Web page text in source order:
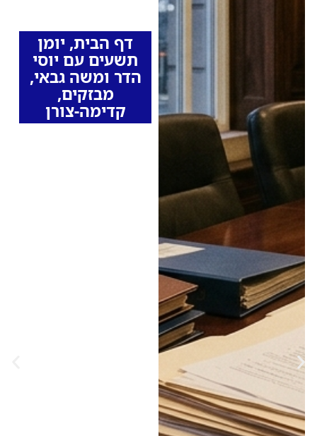
דף הבית, יומן
תשעים עם יוסי
הדר ומשה גבאי,
מבזקים,
קדימה-צורן